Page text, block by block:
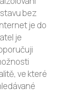
bez
je do
je
ve které